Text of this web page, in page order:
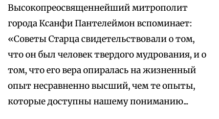
Высокопреосвященнейший митрополит
города Ксанфи Пантелеймон вспоминает:
«Советы Старца свидетельствовали о том,
что он был человек твердого мудрования, и о
том, что его вера опиралась на жизненный
опыт несравненно высший, чем те опыты,
которые доступны нашему пониманию...